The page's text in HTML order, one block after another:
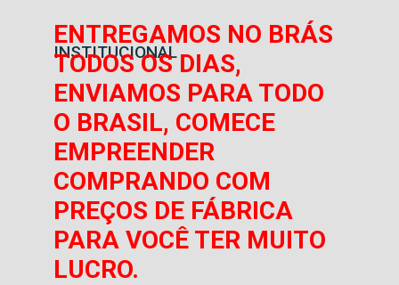
INSTITUCIONAL
ENTREGAMOS NO BRÁS
TODOS OS DIAS,
ENVIAMOS PARA TODO
O BRASIL, COMECE
EMPREENDER
COMPRANDO COM
PREÇOS DE FÁBRICA
PARA VOCÊ TER MUITO
LUCRO.